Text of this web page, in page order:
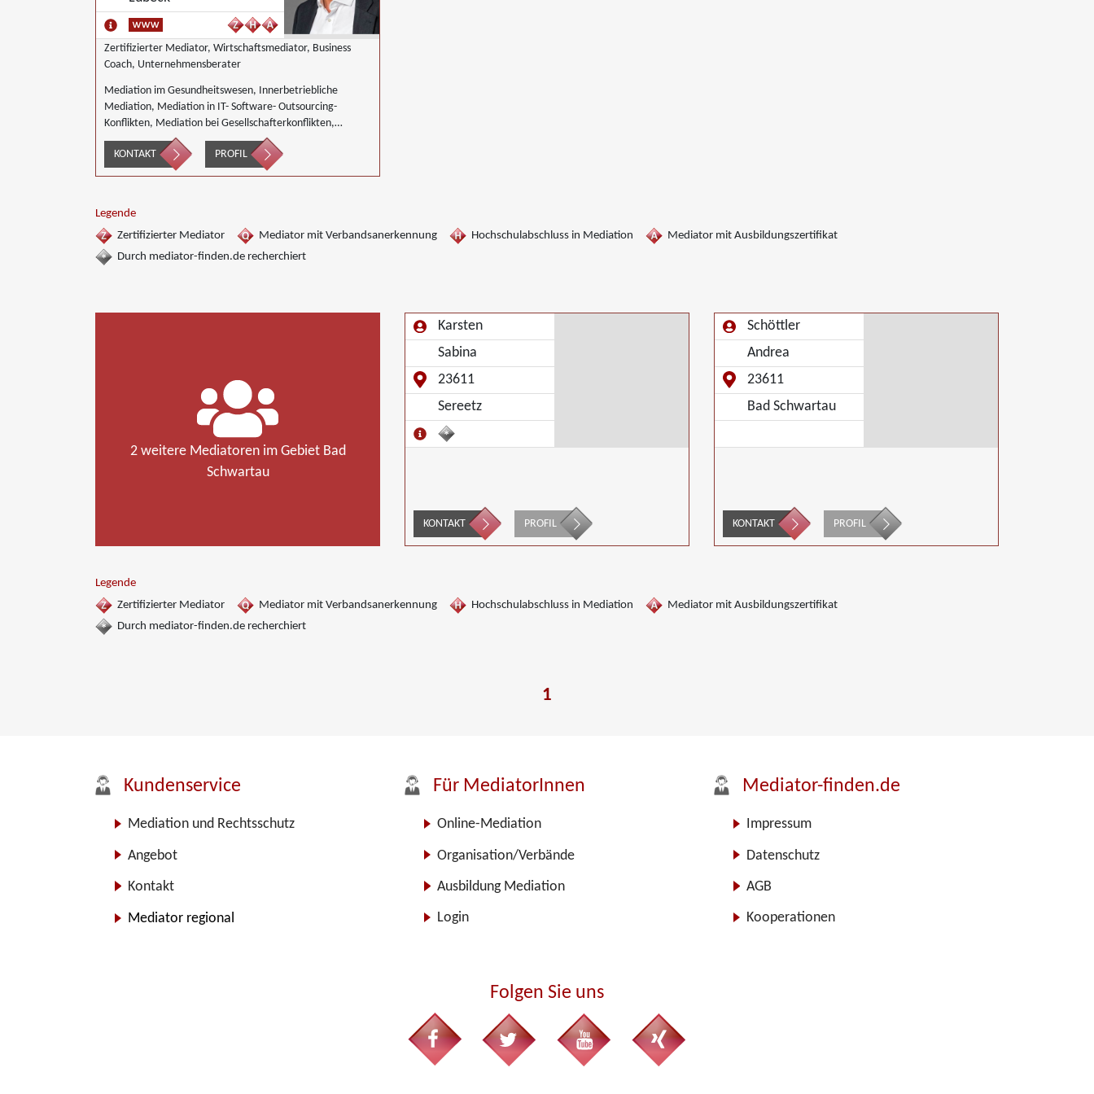
Zertifizierter Mediator, Wirtschaftsmediator, Business
Coach, Unternehmensberater
Mediation im Gesundheitswesen, Innerbetriebliche
Mediation, Mediation in IT- Software- Outsourcing-
Konflikten, Mediation bei Gesellschafterkonflikten,
Mediation im öffentlichen Bereich, Mediation bei Team-
und Gruppenkonflikten, Mediation von
Unternehmensnachfolgen, Mediation in der
KONTAKT PROFIL
Legende
Zertifizierter Mediator
Mediator mit Verbandsanerkennung Hochschulabschluss in Mediation
Mediator mit Ausbildungszertifikat
Durch mediator-finden.de recherchiert
2 weitere Mediatoren im Gebiet Bad
Schwartau
Karsten
Sabina
23611
Sereetz
KONTAKT PROFIL
Schöttler
Andrea
23611
Bad Schwartau
KONTAKT PROFIL
Legende
Zertifizierter Mediator
Mediator mit Verbandsanerkennung Hochschulabschluss in Mediation
Mediator mit Ausbildungszertifikat
Durch mediator-finden.de recherchiert
1
Kundenservice
Mediation und Rechtsschutz
Angebot
Kontakt
Mediator regional
Für MediatorInnen
Online-Mediation
Organisation/Verbände
Ausbildung Mediation
Login
Mediator-finden.de
Impressum
Datenschutz
AGB
Kooperationen
Folgen Sie uns